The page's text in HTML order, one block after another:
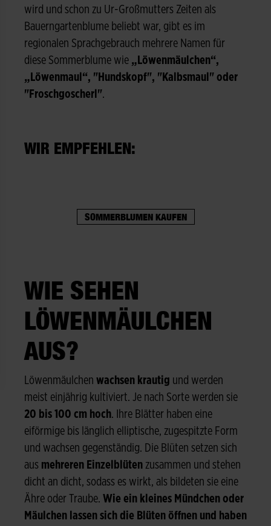
wird und schon zu Ur-Großmutters Zeiten als
Bauerngartenblume beliebt war, gibt es im
regionalen Sprachgebrauch mehrere Namen für
diese Sommerblume wie „Löwenmäulchen“,
„Löwenmaul“, "Hundskopf", "Kalbsmaul" oder
"Froschgoscherl".
WIR EMPFEHLEN:
SOMMERBLUMEN KAUFEN
WIE SEHEN
LÖWENMÄULCHEN
AUS?
Löwenmäulchen wachsen krautig und werden
meist einjährig kultiviert. Je nach Sorte werden sie
20 bis 100 cm hoch. Ihre Blätter haben eine
eiförmige bis länglich elliptische, zugespitzte Form
und wachsen gegenständig. Die Blüten setzen sich
aus mehreren Einzelblüten zusammen und stehen
dicht an dicht, sodass es wirkt, als bildeten sie eine
Ähre oder Traube. Wie ein kleines Mündchen oder
Mäulchen lassen sich die Blüten öffnen und haben